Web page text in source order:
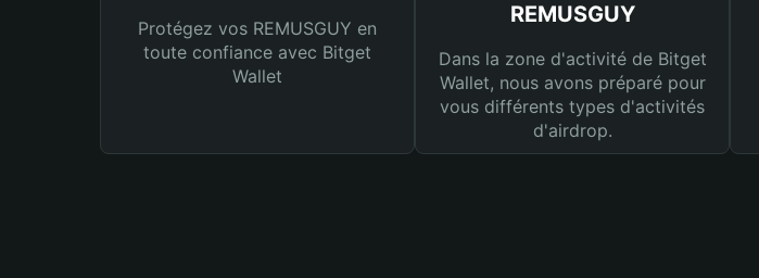
Protégez vos REMUSGUY en
toute confiance avec Bitget
Wallet
REMUSGUY
Dans la zone d'activité de Bitget
Wallet, nous avons préparé pour
vous différents types d'activités
d'airdrop.